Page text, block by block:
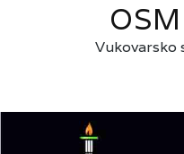
Vukovarsko